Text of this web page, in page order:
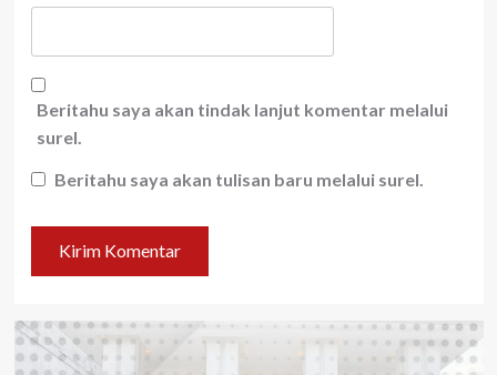
Beritahu saya akan tindak lanjut komentar melalui
surel.
Beritahu saya akan tulisan baru melalui surel.